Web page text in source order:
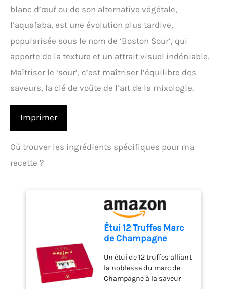
blanc d’œuf ou de son alternative végétale,
l’aquafaba, est une évolution plus tardive,
popularisée sous le nom de ‘Boston Sour’, qui
apporte de la texture et un attrait visuel indéniable.
Maîtriser le ‘sour’, c’est maîtriser l’équilibre des
saveurs, la clé de voûte de l’art de la mixologie.
Imprimer
Où trouver les ingrédients spécifiques pour ma
recette ?
Étui 12 Truffes Marc
de Champagne
Un étui de 12 truffes alliant
la noblesse du marc de
Champagne à la saveur